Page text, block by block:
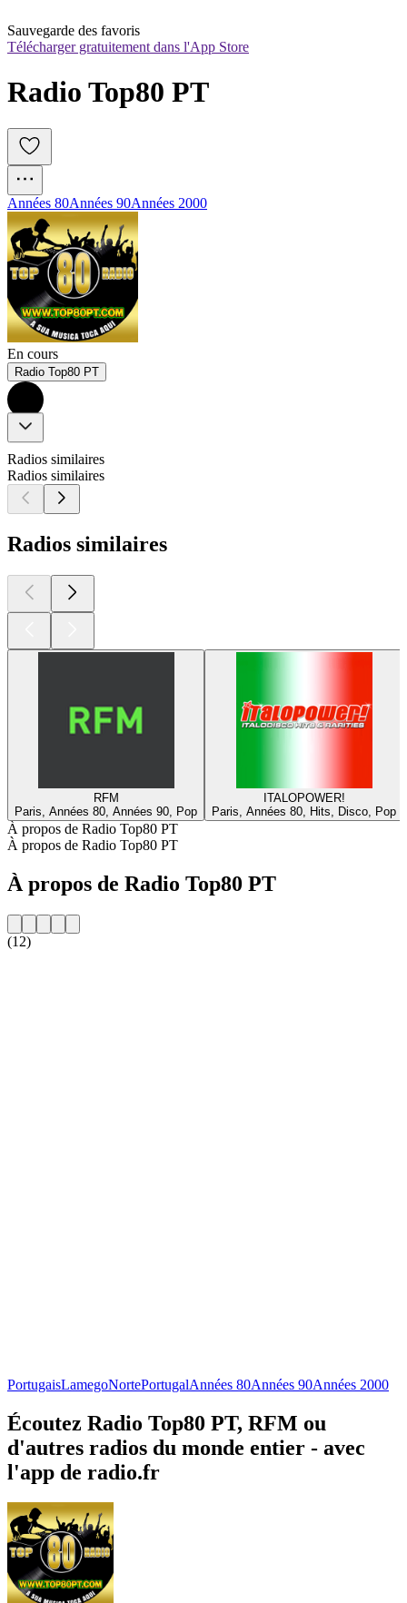
Sauvegarde des favoris
Télécharger gratuitement dans l'App Store
Radio Top80 PT
Années 80Années 90Années 2000
En cours
Radio Top80 PT
Radios similaires
Radios similaires
Radios similaires
RFM
Paris, Années 80, Années 90, Pop
ITALOPOWER!
Paris, Années 80, Hits, Disco, Pop
À propos de Radio Top80 PT
À propos de Radio Top80 PT
À propos de Radio Top80 PT
(12)
PortugaisLamegoNortePortugalAnnées 80Années 90Années 2000
Écoutez Radio Top80 PT, RFM ou
d'autres radios du monde entier - avec
l'app de radio.fr